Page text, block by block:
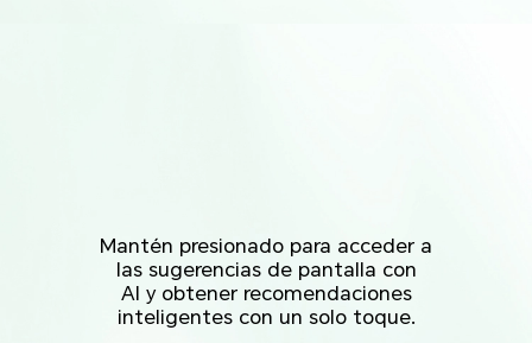
Mantén presionado para acceder a
las sugerencias de pantalla con
AI y obtener recomendaciones
inteligentes con un solo toque.